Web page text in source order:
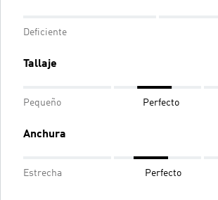
Deficiente
Tallaje
Pequeño Perfecto
Anchura
Estrecha Perfecto